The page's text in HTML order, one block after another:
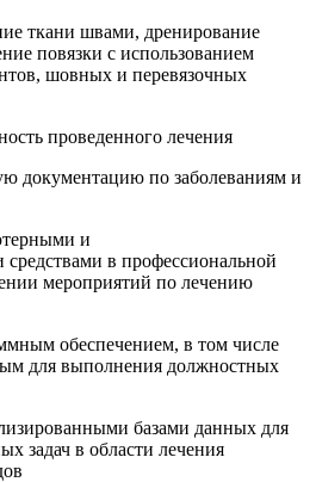
ткани швами, дренирование
повязки с использованием
шовных и перевязочных
проведенного лечения
документацию по заболеваниям и
и
в профессиональной
мероприятий по лечению
обеспечением, в том числе
для выполнения должностных
базами данных для
задач в области лечения